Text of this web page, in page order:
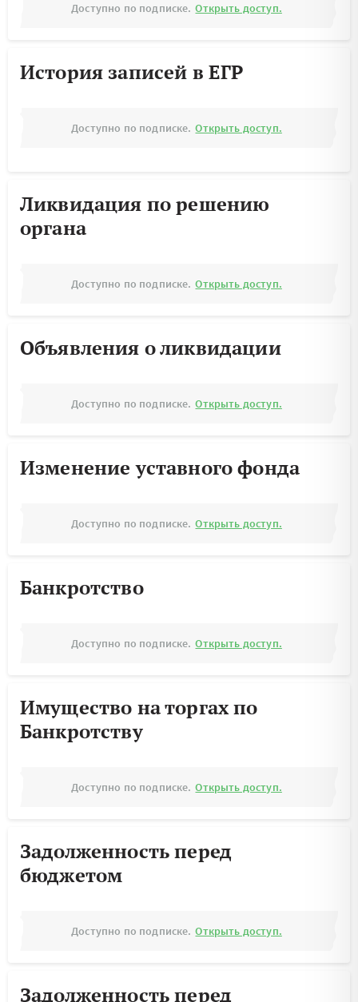
Доступно по подписке. Открыть доступ.
История записей в ЕГР
Доступно по подписке. Открыть доступ.
Ликвидация по решению
органа
Доступно по подписке. Открыть доступ.
Объявления о ликвидации
Доступно по подписке. Открыть доступ.
Изменение уставного фонда
Доступно по подписке. Открыть доступ.
Банкротство
Доступно по подписке. Открыть доступ.
Имущество на торгах по
Банкротству
Доступно по подписке. Открыть доступ.
Задолженность перед
бюджетом
Доступно по подписке. Открыть доступ.
Задолженность перед